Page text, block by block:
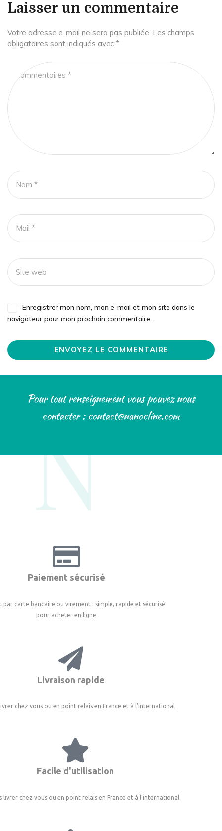
Laisser un commentaire
Votre adresse e-mail ne sera pas publiée. Les champs
obligatoires sont indiqués avec *
Enregistrer mon nom, mon e-mail et mon site dans le
navigateur pour mon prochain commentaire.
Pour tout renseignement vous pouvez nous
contacter : contact@nanocline.com
N°
Paiement sécurisé
par carte bancaire ou virement : simple, rapide et sécurisé
pour acheter en ligne
Livraison rapide
chez vous ou en point relais en France et à l'international
Facile d'utilisation
livrer chez vous ou en point relais en France et à l'international